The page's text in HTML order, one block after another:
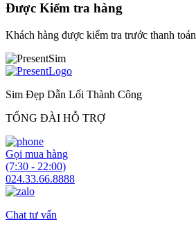
Được Kiểm tra hàng
Khách hàng được kiểm tra trước thanh toán
Sim Đẹp Dẫn Lối Thành Công
TỔNG ĐÀI HỖ TRỢ
Gọi mua hàng
(7:30 - 22:00)
024.33.66.8888
Chat tư vấn